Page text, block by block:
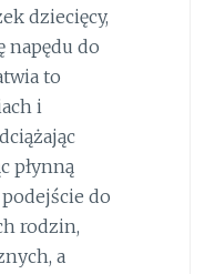
dziecięcy,
napędu do
to
i
płynną
do
rodzin,
a